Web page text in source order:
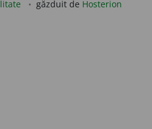
găzduit de Hosterion